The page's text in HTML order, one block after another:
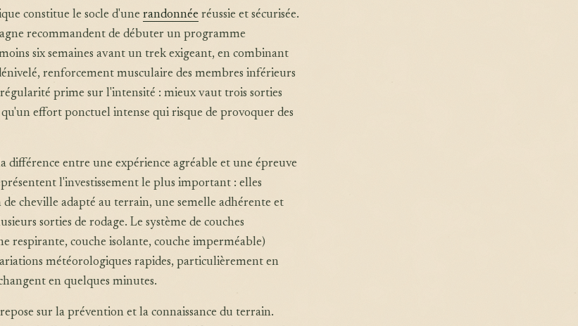
constitue le socle d'une randonnée réussie et sécurisée.
recommandent de débuter un programme
six semaines avant un trek exigeant, en combinant
renforcement musculaire des membres inférieurs
prime sur l'intensité : mieux vaut trois sorties
effort ponctuel intense qui risque de provoquer des
différence entre une expérience agréable et une épreuve
l'investissement le plus important : elles
cheville adapté au terrain, une semelle adhérente et
sorties de rodage. Le système de couches
respirante, couche isolante, couche imperméable)
météorologiques rapides, particulièrement en
en quelques minutes.
repose sur la prévention et la connaissance du terrain.